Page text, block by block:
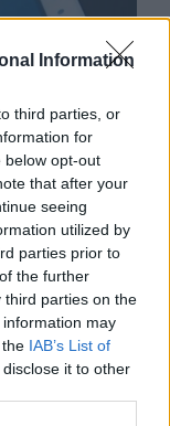
Information
third parties, or
for
below opt-out
that after your
seeing
utilized by
parties prior to
the further
third parties on the
information may
IAB’s List of
it to other